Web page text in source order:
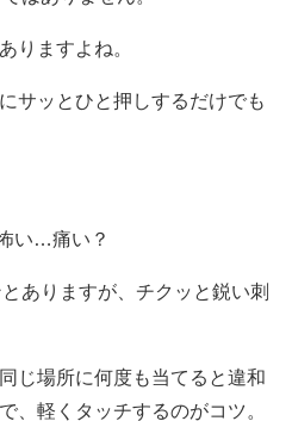
りますよね。
サッとひと押しするだけでも
い…痛い？
ありますが、チクッと鋭い刺
じ場所に何度も当てると違和
、軽くタッチするのがコツ。